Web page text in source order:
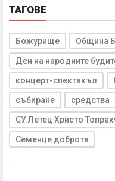
ТАГОВЕ
Божурище Община
Ден на народните
концерт-спектакъл
събиране средства
СУ Летец Христо
Семенце доброта